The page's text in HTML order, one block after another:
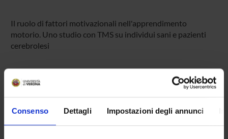
Consenso Dettagli Impostazioni degli annunci
Il ruolo di fattori motivazionali nell'apprendimento
motorio. Uno studio con TMS su individui sani e pazienti
cerebrolesi
PARTECIPANTI AL PROGETTO
Paola Cesari
Leonardo Chelazzi
Professore ordinario